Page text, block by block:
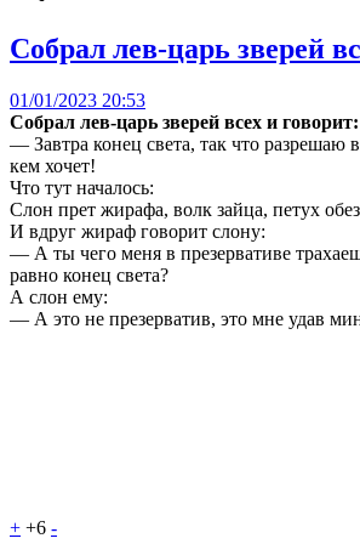
Собрал лев-царь зверей
01/01/2023 20:53
Собрал лев-царь зверей всех и говорит:
— Завтра конец света, так что разрешаю
кем хочет!
Что тут началось:
Слон прет жирафа, волк зайца, петух
И вдруг жираф говорит слону:
— А ты чего меня в презервативе
равно конец света?
А слон ему:
— А это не презерватив, это мне удав
+ +6 -